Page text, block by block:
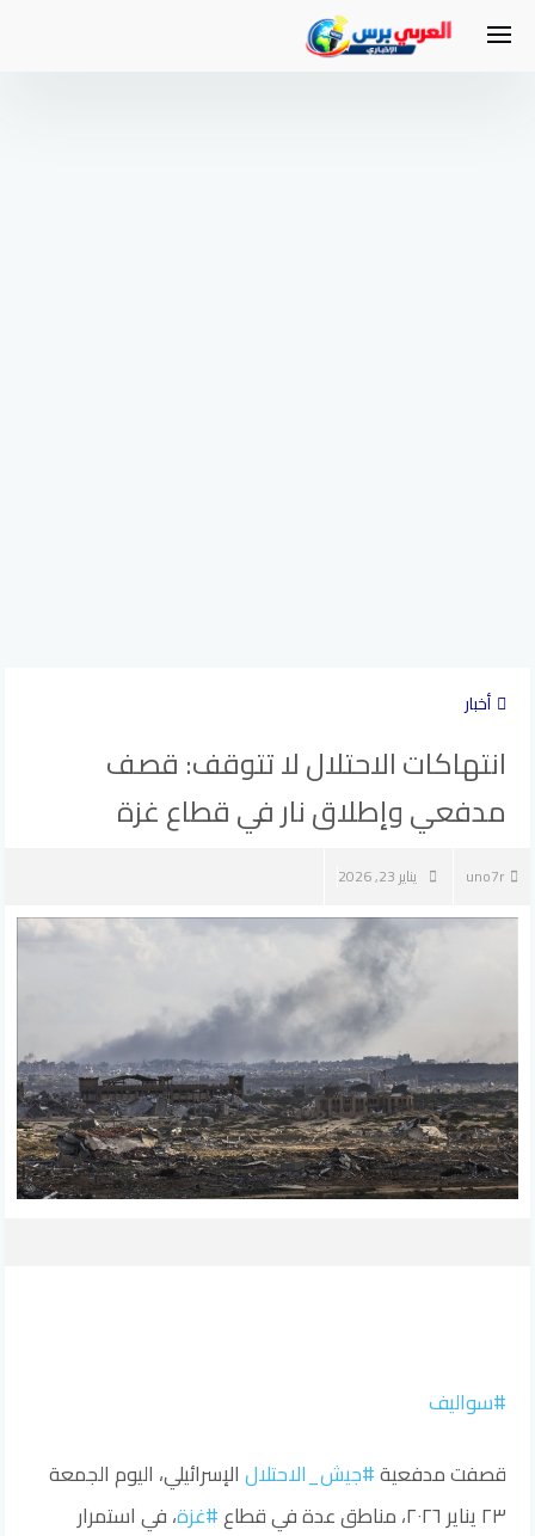
أخبار
انتهاكات الاحتلال لا تتوقف: قصف
مدفعي وإطلاق نار في قطاع غزة
uno7r يناير 23, 2026
#سواليف
قصفت مدفعية#جيش_الاحتلالالإسرائيلي، اليوم الجمعة
٢٣ يناير ٢٠٢٦، مناطق عدة في قطاع
#غزة، في استمرار